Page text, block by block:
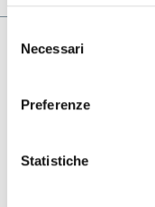
delNecessari
Preferenze
Statistiche
Le aziende del